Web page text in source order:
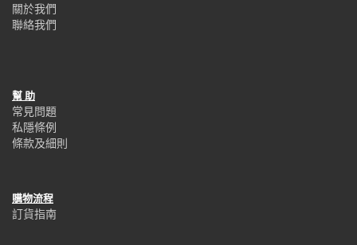
關於我們
聯絡我們
幫 助
常見問題
私隱條例
條款及細則
購物流程
訂貨指南